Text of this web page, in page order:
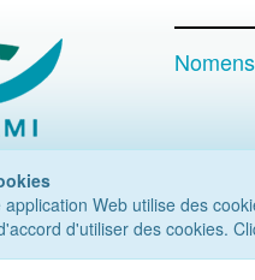
application Web utilise des
d'utiliser des cookies.